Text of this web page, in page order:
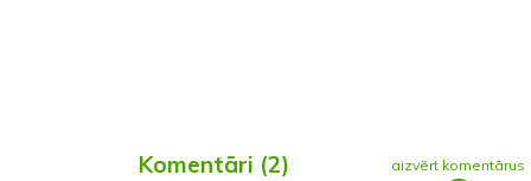
Komentāri (2) aizvērt komentārus